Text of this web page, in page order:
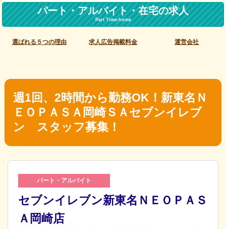
パート・アルバイト・在宅の求人
Part Time-home
選ばれる５つの理由 求人広告掲載料金 運営会社
週1回、2時間から勤務OK！新東名Ｎ
ＥＯＰＡＳＡ岡崎ＳＡセブンイレブ
ン スタッフ募集！
パート・アルバイト
セブンイレブン新東名ＮＥＯＰＡＳ
Ａ岡崎店